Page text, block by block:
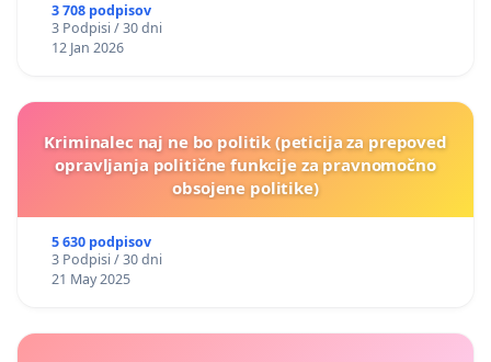
3 708 podpisov
3 Podpisi / 30 dni
12 Jan 2026
Kriminalec naj ne bo politik (peticija za prepoved
opravljanja politične funkcije za pravnomočno
obsojene politike)
5 630 podpisov
3 Podpisi / 30 dni
21 May 2025